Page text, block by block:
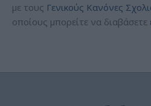
με τους Γενικούς Κανόνες
οποίους μπορείτε να διαβάσετε